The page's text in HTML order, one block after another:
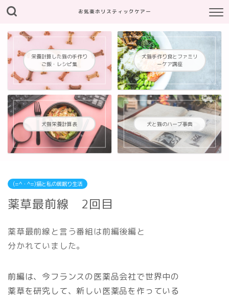
お気楽ホリスティックケアー
栄養計算した猫の手作り
ご飯・レシピ集
犬猫手作り食とファミリ
ーケア講座
犬猫栄養計算表 犬と猫のハーブ事典
(=^・^=)猫と私の居眠り生活
薬草最前線 2回目
薬草最前線と言う番組は前編後編と
分かれていました。
前編は、今フランスの医薬品会社で世界中の
薬草を研究して、新しい医薬品を作っている